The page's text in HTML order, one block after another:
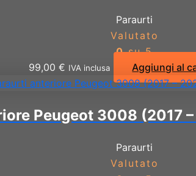
Paraurti
Valutato
0su 5
99,00€ IVA inclusa Aggiungi al
Peugeot 3008 (2017
Paraurti
Valutato